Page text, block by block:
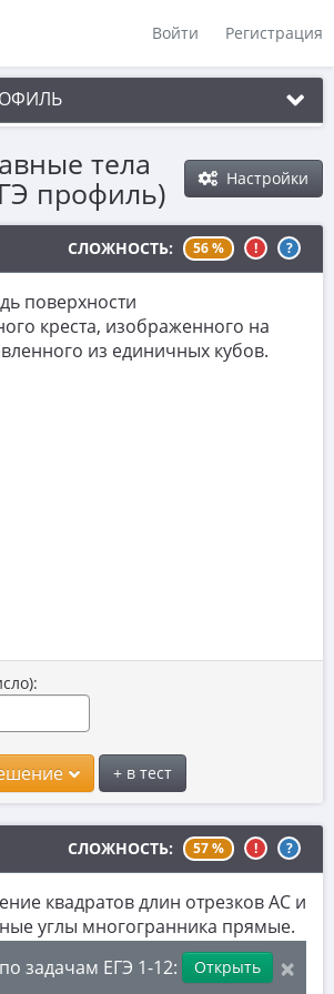
Войти Регистрация
тела
определение вероятности
Настройки
тела
профиль)
СЛОЖНОСТЬ: 56 % ! ?
поверхности
креста, изображенного на
из единичных кубов.
+ в тест
СЛОЖНОСТЬ: 57 % ! ?
квадратов длин отрезков AC и
углы многогранника прямые.
×
по задачам ЕГЭ 1-12: Открыть